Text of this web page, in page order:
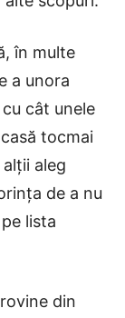
în multe
a unora
cât unele
tocmai
aleg
de a nu
lista
din